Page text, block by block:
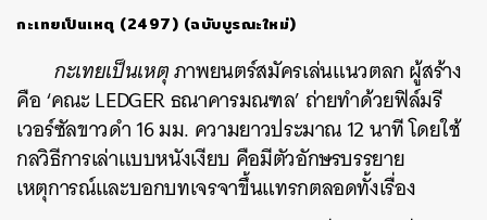
กะเทยเป็นเหตุ (2497) (ฉบับบูรณะใหม่)
กะเทยเป็นเหตุภาพยนตร์สมัครเล่นแนวตลก ผู้สร้าง
คือ ‘คณะ LEDGER ธณาคารมณฑล’ ถ่ายทำด้วยฟิล์มรี
เวอร์ซัลขาวดำ 16 มม. ความยาวประมาณ 12 นาที โดยใช้
กลวิธีการเล่าแบบหนังเงียบ คือมีตัวอักษรบรรยาย
เหตุการณ์และบอกบทเจรจาขึ้นแทรกตลอดทั้งเรื่อง